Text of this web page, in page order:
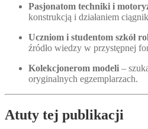
Pasjonatom techniki i
konstrukcją i działaniem
Uczniom i studentom szkół
źródło wiedzy w przystępnej
Kolekcjonerom modeli –
oryginalnych egzemplarzach.
Atuty tej publikacji